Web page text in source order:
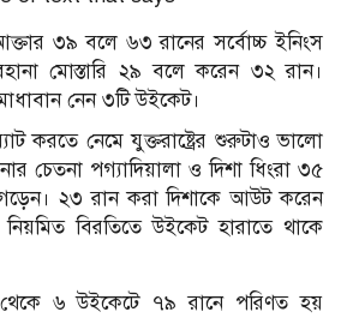
৩৯ বলে ৬৩ রানের সর্বোচ্চ ইনিংস
মোস্তারি ২৯ বলে করেন ৩২ রান।
মাধাবান নেন ৩টি উইকেট।
করতে নেমে যুক্তরাষ্ট্রের শুরুটাও ভালো
চেতনা পগ্যাদিয়ালা ও দিশা ধিংরা ৩৫
২৩ রান করা দিশাকে আউট করেন
বিরতিতে উইকেট হারাতে থাকে
৬ উইকেটে ৭৯ রানে পরিণত হয়